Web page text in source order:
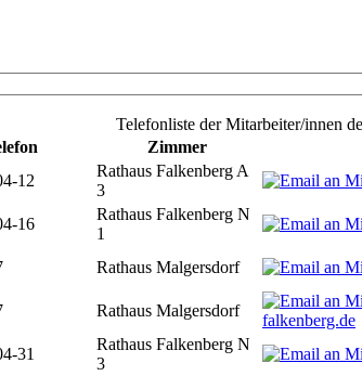
Telefonliste der Mitarbeiter/innen
Zimmer
12
Rathaus Falkenberg A
3
16
Rathaus Falkenberg N
1
Rathaus Malgersdorf
Rathaus Malgersdorf
falkenberg.de
31
Rathaus Falkenberg N
3